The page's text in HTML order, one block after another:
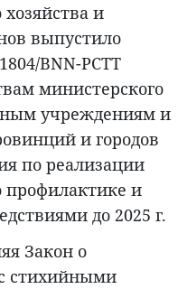
и
выпустило
BNN-PCTT
министерского
учреждениям и
и городов
по реализации
профилактике и
до 2025 г.
Закон о
стихийными